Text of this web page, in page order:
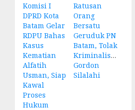
Komisi I
DPRD Kota
Batam Gelar
RDPU Bahas
Kasus
Kematian
Alfatih
Usman, Siap
Kawal
Proses
Hukum
Ratusan
Orang
Bersatu
Geruduk PN
Batam, Tolak
Kriminalisasi
Gordon
Silalahi